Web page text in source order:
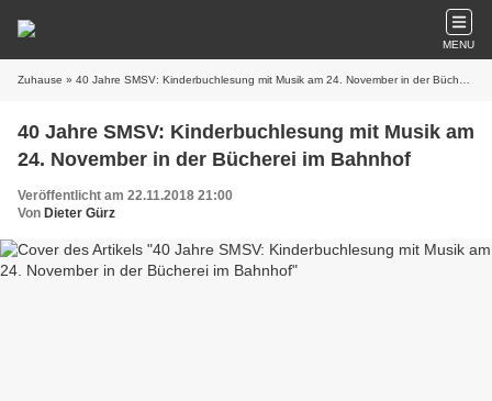
MENU
Zuhause » 40 Jahre SMSV: Kinderbuchlesung mit Musik am 24. November in der Bücherei im Bahnhof
40 Jahre SMSV: Kinderbuchlesung mit Musik am
24. November in der Bücherei im Bahnhof
Veröffentlicht am 22.11.2018 21:00
Von Dieter Gürz